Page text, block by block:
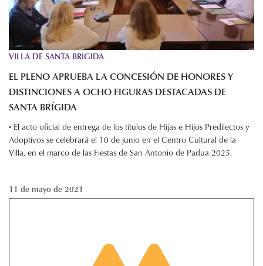
VILLA DE SANTA BRIGIDA
EL PLENO APRUEBA LA CONCESIÓN DE HONORES Y
DISTINCIONES A OCHO FIGURAS DESTACADAS DE
SANTA BRÍGIDA
• El acto oficial de entrega de los títulos de Hijas e Hijos Predilectos y
Adoptivos se celebrará el 10 de junio en el Centro Cultural de la
Villa, en el marco de las Fiestas de San Antonio de Padua 2025.
11 de mayo de 2021